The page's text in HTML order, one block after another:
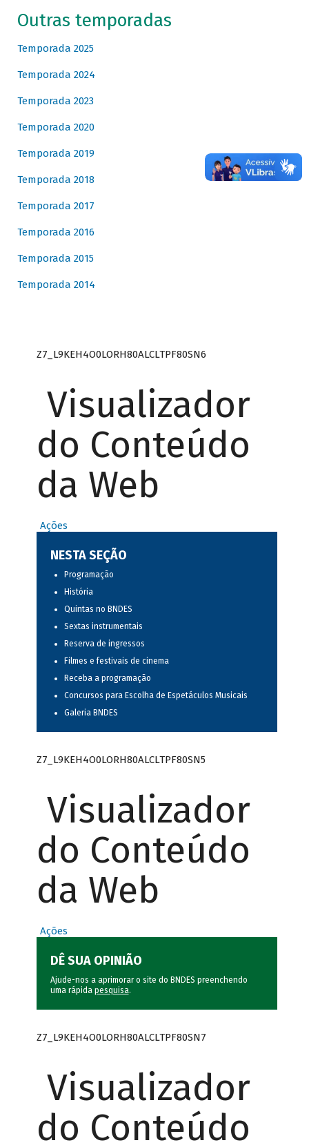
Outras temporadas
Temporada 2025
Temporada 2024
Temporada 2023
Temporada 2020
Temporada 2019
Temporada 2018
Temporada 2017
Temporada 2016
Temporada 2015
Temporada 2014
Z7_L9KEH4O0LORH80ALCLTPF80SN6
Visualizador
do Conteúdo
da Web
Ações
NESTA SEÇÃO
Programação
História
Quintas no BNDES
Sextas instrumentais
Reserva de ingressos
Filmes e festivais de cinema
Receba a programação
Concursos para Escolha de Espetáculos Musicais
Galeria BNDES
Z7_L9KEH4O0LORH80ALCLTPF80SN5
Visualizador
do Conteúdo
da Web
Ações
DÊ SUA OPINIÃO
Ajude-nos a aprimorar o site do BNDES preenchendo
uma rápida pesquisa.
Z7_L9KEH4O0LORH80ALCLTPF80SN7
Visualizador
do Conteúdo